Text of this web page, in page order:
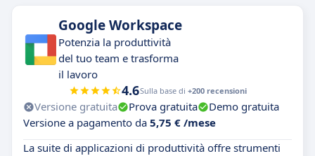
Google Workspace
Potenzia la produttività
del tuo team e trasforma
il lavoro
4.6Sulla base di +200 recensioni
Versione gratuita Prova gratuita
Demo gratuita
Versione a pagamento da 5,75 € /mese
La suite di applicazioni di produttività offre strumenti